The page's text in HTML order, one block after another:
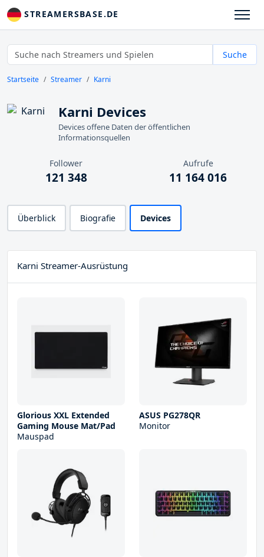
STREAMERSBASE.DE
Suche
Startseite Streamer Karni
Karni Devices
Devices offene Daten der öffentlichen
Informationsquellen
Follower
121 348
Aufrufe
11 164 016
Überblick Biografie Devices
Karni Streamer-Ausrüstung
Glorious XXL Extended
Gaming Mouse Mat/Pad
Mauspad
ASUS PG278QR
Monitor